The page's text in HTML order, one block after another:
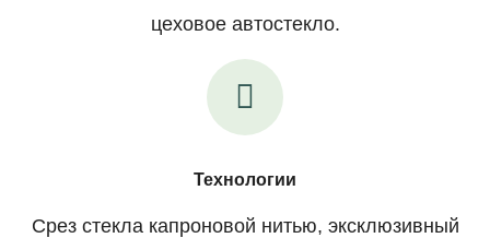
цеховое автостекло.
Технологии
Срез стекла капроновой нитью, эксклюзивный